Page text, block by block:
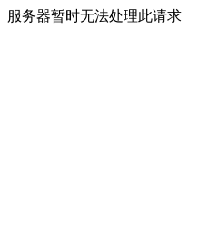
服务器暂时无法处理此请求